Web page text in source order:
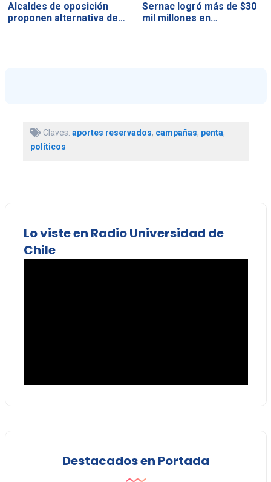
Alcaldes de oposición
proponen alternativa de…
Sernac logró más de $30
mil millones en…
Claves: aportes reservados, campañas, penta,
políticos
Lo viste en Radio Universidad de
Chile
Destacados en Portada